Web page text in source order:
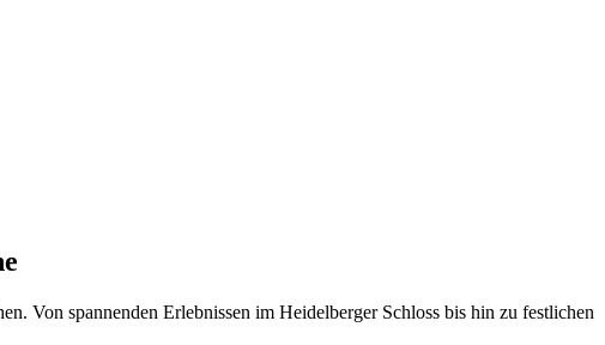
Von spannenden Erlebnissen im Heidelberger Schloss bis hin zu festlichen